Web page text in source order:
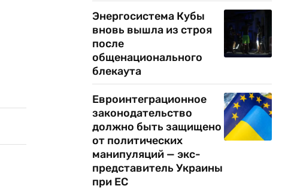
Энергосистема Кубы
вновь вышла из строя
после
общенационального
блекаута
Евроинтеграционное
законодательство
должно быть защищено
от политических
манипуляций — экс-
представитель Украины
при ЕС